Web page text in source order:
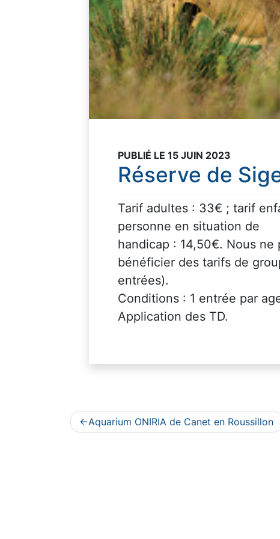
PUBLIÉ LE 15 JUIN 2023
Réserve de
Tarif adultes : 33€ ; tarif
personne en situation de
handicap : 14,50€. Nous ne
bénéficier des tarifs de
entrées).
Conditions : 1 entrée par
Application des TD.
Navigation
Aquarium ONIRIA de Canet en Roussillon